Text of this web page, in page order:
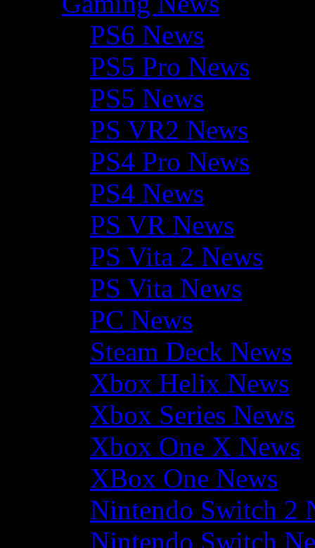
PS6 News
PS5 Pro News
PS5 News
PS VR2 News
PS4 Pro News
PS4 News
PS VR News
PS Vita 2 News
PS Vita News
PC News
Steam Deck News
Xbox Helix News
Xbox Series News
Xbox One X News
XBox One News
Nintendo Switch 2
Nintendo Switch